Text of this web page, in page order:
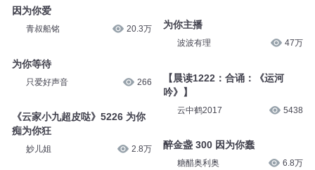
因为你爱
青叔船铭 20.3万
为你等待
只爱好声音 266
《云家小九超皮哒》5226 为你
痴为你狂
妙儿姐 2.8万
为你主播
波波有理 47万
【晨读1222：合诵：《运河
吟》】
云中鹤2017 5438
醉金盏 300 因为你蠢
糖醋奥利奥 6.8万